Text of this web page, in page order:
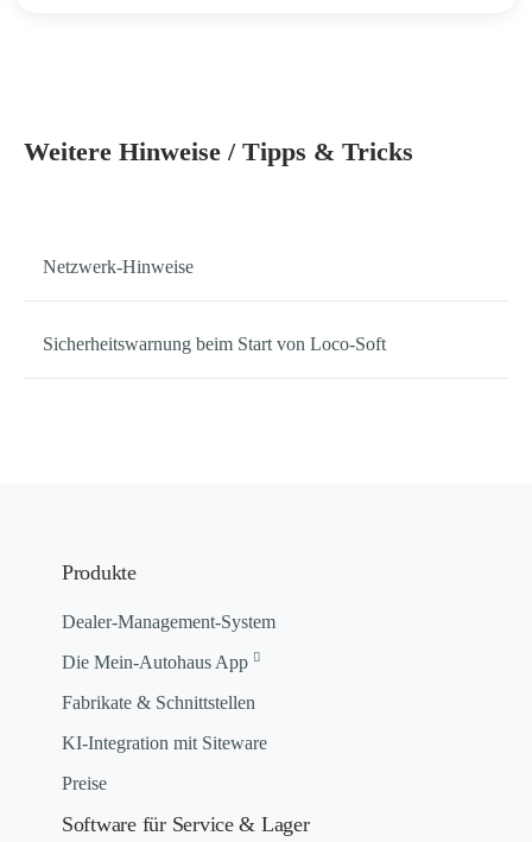
Weitere Hinweise / Tipps & Tricks
Netzwerk-Hinweise
Sicherheitswarnung beim Start von Loco-Soft
Produkte
Dealer-Management-System
Die Mein-Autohaus App
Fabrikate & Schnittstellen
KI-Integration mit Siteware
Preise
Software für Service & Lager